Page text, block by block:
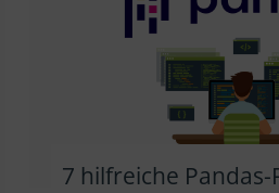
7 hilfreiche